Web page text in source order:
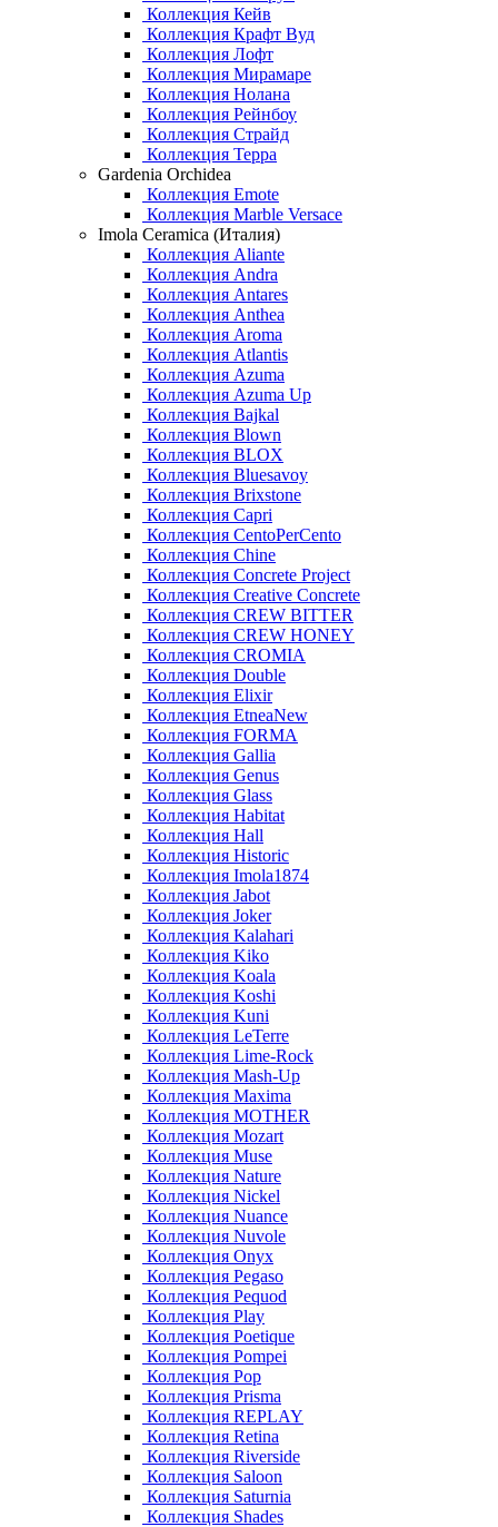
Коллекция Кейв
Коллекция Крафт Вуд
Коллекция Лофт
Коллекция Мирамаре
Коллекция Нолана
Коллекция Рейнбоу
Коллекция Страйд
Коллекция Терра
Gardenia Orchidea
Коллекция Emote
Коллекция Marble Versace
Imola Ceramica (Италия)
Коллекция Aliante
Коллекция Andra
Коллекция Antares
Коллекция Anthea
Коллекция Aroma
Коллекция Atlantis
Коллекция Azuma
Коллекция Azuma Up
Коллекция Bajkal
Коллекция Blown
Коллекция BLOX
Коллекция Bluesavoy
Коллекция Brixstone
Коллекция Capri
Коллекция CentoPerCento
Коллекция Chine
Коллекция Concrete Project
Коллекция Creative Concrete
Коллекция CREW BITTER
Коллекция CREW HONEY
Коллекция CROMIA
Коллекция Double
Коллекция Elixir
Коллекция EtneaNew
Коллекция FORMA
Коллекция Gallia
Коллекция Genus
Коллекция Glass
Коллекция Habitat
Коллекция Hall
Коллекция Historic
Коллекция Imola1874
Коллекция Jabot
Коллекция Joker
Коллекция Kalahari
Коллекция Kiko
Коллекция Koala
Коллекция Koshi
Коллекция Kuni
Коллекция LeTerre
Коллекция Lime-Rock
Коллекция Mash-Up
Коллекция Maxima
Коллекция MOTHER
Коллекция Mozart
Коллекция Muse
Коллекция Nature
Коллекция Nickel
Коллекция Nuance
Коллекция Nuvole
Коллекция Onyx
Коллекция Pegaso
Коллекция Pequod
Коллекция Play
Коллекция Poetique
Коллекция Pompei
Коллекция Pop
Коллекция Prisma
Коллекция REPLAY
Коллекция Retina
Коллекция Riverside
Коллекция Saloon
Коллекция Saturnia
Коллекция Shades